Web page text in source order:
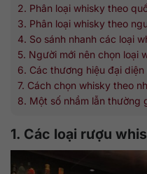
2. Phân loại whisky theo
3. Phân loại whisky theo
4. So sánh nhanh các loại
5. Người mới nên chọn loại
6. Các thương hiệu đại
7. Cách chọn whisky theo
8. Một số nhầm lẫn thường
1. Các loại rượu